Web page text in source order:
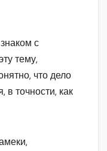
с
тему,
что дело
в точности, как